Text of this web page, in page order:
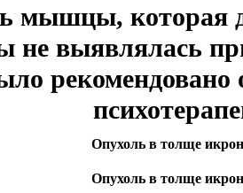
мышцы, которая
не выявлялась
рекомендовано
Опухоль в толще
Опухоль в толще